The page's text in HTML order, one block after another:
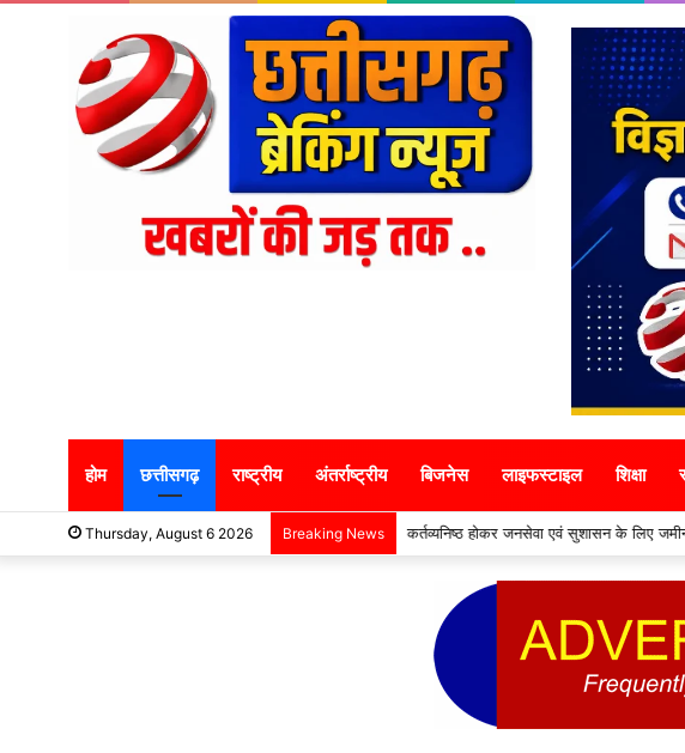
होम छत्तीसगढ़ राष्ट्रीय अंतर्राष्ट्रीय बिजनेस लाइफस्टाइल शिक्षा
Thursday, August 6 2026 Breaking News कर्तव्यनिष्ठ होकर जनसेवा एवं सुशासन के लिए